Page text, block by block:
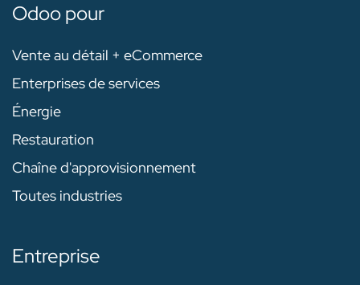
Odoo pour
Vente au détail + eCommerce
Enterprises de services
Énergie
Restauration
Chaîne d'approvisionnement
Toutes industries
Entreprise